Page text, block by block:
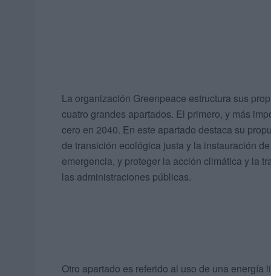
La organización Greenpeace estructura sus
cuatro grandes apartados. El primero, y más
cero en 2040. En este apartado destaca su
de transición ecológica justa y la instauración
emergencia, y proteger la acción climática y la
las administraciones públicas.
Otro apartado es referido al uso de una